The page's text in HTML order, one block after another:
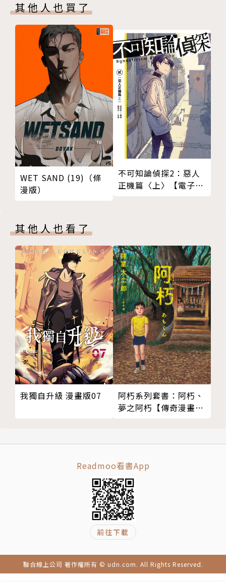
其他人也買了
WET SAND (19)（條
漫版）
不可知論偵探2：惡人
正機篇〈上〉【電子特
其他人也看了
我獨自升級 漫畫版07
阿朽系列套書：阿朽、
夢之阿朽【傳奇漫畫大
Readmoo看書App
前往下載
聯合線上公司 著作權所有 © udn.com. All Rights Reserved.